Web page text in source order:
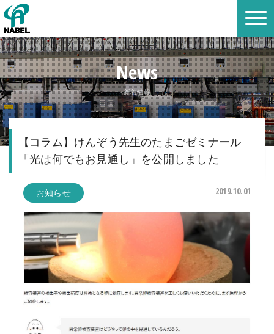
News
新着情報
【コラム】けんぞう先生のたまごゼミナール
「光は何でもお見通し」を公開しました
お知らせ 2019.10.01